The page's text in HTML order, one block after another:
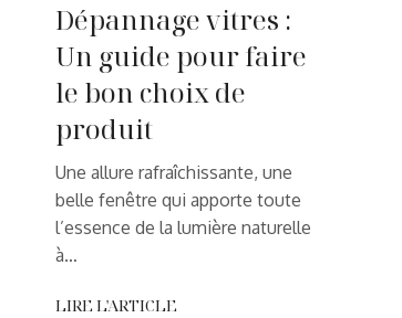
Dépannage vitres :
Un guide pour faire
le bon choix de
produit
Une allure rafraîchissante, une
belle fenêtre qui apporte toute
l’essence de la lumière naturelle
à…
LIRE L'ARTICLE